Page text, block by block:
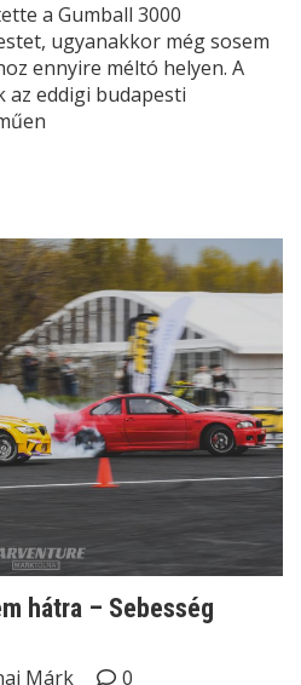
a Gumball 3000
ugyanakkor még sosem
ennyire méltó helyen. A
az eddigi budapesti
hátra – Sebesség
Márk
0